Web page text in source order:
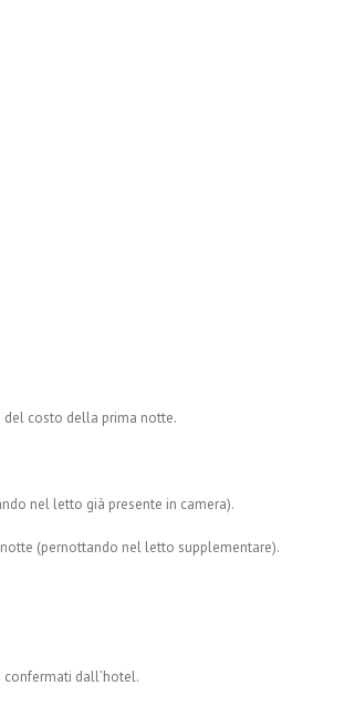
del costo della prima notte.
nel letto già presente in camera).
(pernottando nel letto supplementare).
dall’hotel.